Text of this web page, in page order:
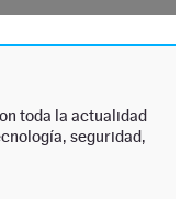
toda la actualidad
seguridad,